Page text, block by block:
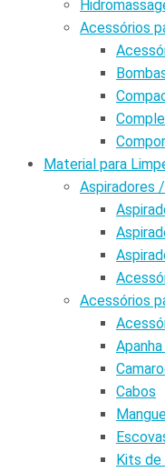
Acessórios
Material para
Aspiradores
Acessórios
Cabos
Kits de